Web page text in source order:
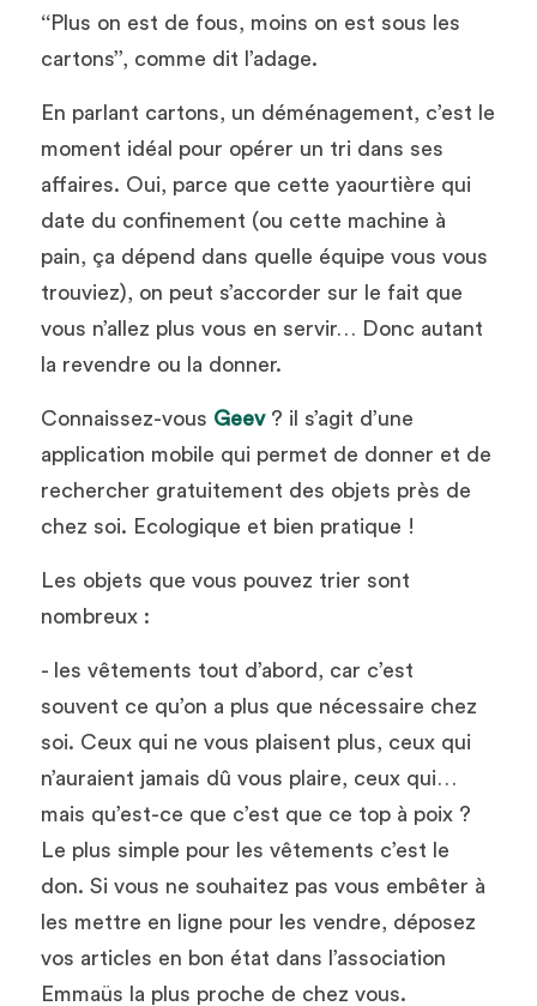
‘‘Plus on est de fous, moins on est sous les
cartons’’, comme dit l’adage.
En parlant cartons, un déménagement, c’est le
moment idéal pour opérer un tri dans ses
affaires. Oui, parce que cette yaourtière qui
date du confinement (ou cette machine à
pain, ça dépend dans quelle équipe vous vous
trouviez), on peut s’accorder sur le fait que
vous n’allez plus vous en servir… Donc autant
la revendre ou la donner.
Connaissez-vous Geev ? il s’agit d’une
application mobile qui permet de donner et de
rechercher gratuitement des objets près de
chez soi. Ecologique et bien pratique !
Les objets que vous pouvez trier sont
nombreux :
- les vêtements tout d’abord, car c’est
souvent ce qu’on a plus que nécessaire chez
soi. Ceux qui ne vous plaisent plus, ceux qui
n’auraient jamais dû vous plaire, ceux qui…
mais qu’est-ce que c’est que ce top à poix ?
Le plus simple pour les vêtements c’est le
don. Si vous ne souhaitez pas vous embêter à
les mettre en ligne pour les vendre, déposez
vos articles en bon état dans l’association
Emmaüs la plus proche de chez vous.